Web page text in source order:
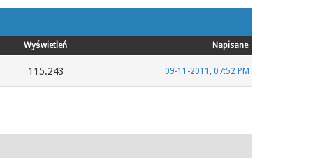
Wyświetleń Napisane
115.243 09-11-2011, 07:52 PM